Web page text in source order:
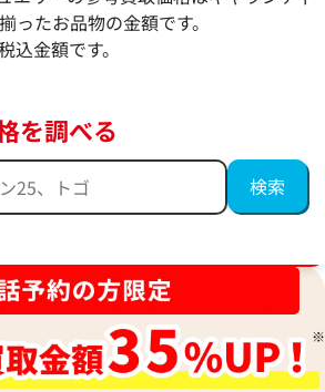
883,000
ったお品物の金額です。
込金額です。
を調べる